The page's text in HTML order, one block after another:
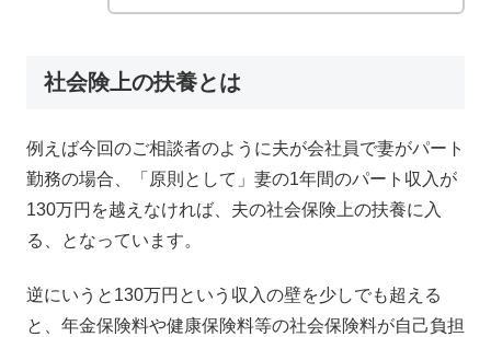
社会険上の扶養とは
例えば今回のご相談者のように夫が会社員で妻がパート
勤務の場合、「原則として」妻の1年間のパート収入が
130万円を越えなければ、夫の社会保険上の扶養に入
る、となっています。
逆にいうと130万円という収入の壁を少しでも超える
と、年金保険料や健康保険料等の社会保険料が自己負担